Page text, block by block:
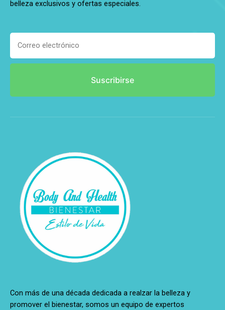
belleza exclusivos y ofertas especiales.
Suscribirse
Con más de una década dedicada a realzar la belleza y
promover el bienestar, somos un equipo de expertos